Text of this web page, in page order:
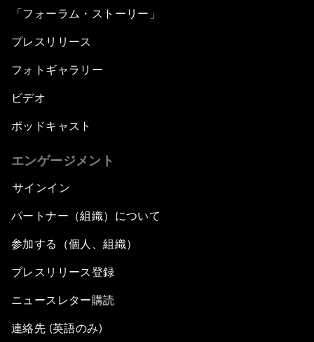
「フォーラム・ストーリー」
プレスリリース
フォトギャラリー
ビデオ
ポッドキャスト
エンゲージメント
サインイン
パートナー（組織）について
参加する（個人、組織）
プレスリリース登録
ニュースレター購読
連絡先 (英語のみ)